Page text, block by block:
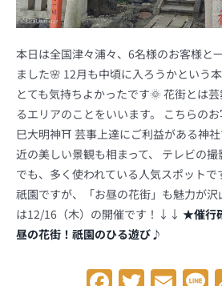
本日は全国津々浦々、6名様のお客様と
ました🌸 12月も中頃に入ろうかという
とても気持ちよかったです🌞 花街とは
るエリアのことをいいます。 こちらの
巳大明神⛩ 芸事上達にご利益がある神
近の美しい景観も相まって、 テレビの
でも、多く使われている人気スポット
祇園ですが、「お昼の花街」も魅力が沢
は12/16（木）の開催です！↓↓ ★催行
昼の花街！祇園のひる遊び♪